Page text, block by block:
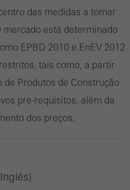
das medidas a tomar
mercado está determinado
EPBD 2010 e EnEV 2012
tais como, a partir
de Produtos de Construção
pre-requisitos, além da
dos preços.
por terceiros para exibir
para usuários individuais.
em sites. Isso também
de fornecedores terceirizados
independente.